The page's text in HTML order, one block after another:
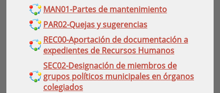
MAN01-Partes de mantenimiento
PAR02-Quejas y sugerencias
REC00-Aportación de documentación a
expedientes de Recursos Humanos
SEC02-Designación de miembros de
grupos políticos municipales en órganos
colegiados